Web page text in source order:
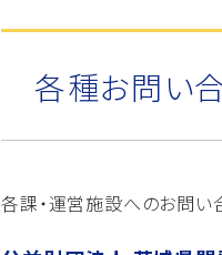
各種お問い
各課・運営施設へのお問い